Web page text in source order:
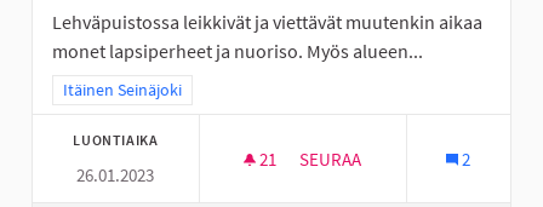
Lehväpuistossa leikkivät ja viettävät muutenkin aikaa
monet lapsiperheet ja nuoriso. Myös alueen...
Rajaa tulokset teeman mukaan: Itäinen Seinäjoki
Itäinen Seinäjoki
LUONTIAIKA
26.01.2023
21 21 SEURAAJAA
SEURAA 2